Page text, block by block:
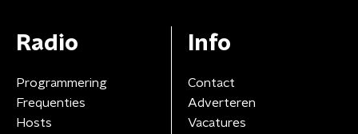
Radio
Programmering
Frequenties
Hosts
Info
Contact
Adverteren
Vacatures